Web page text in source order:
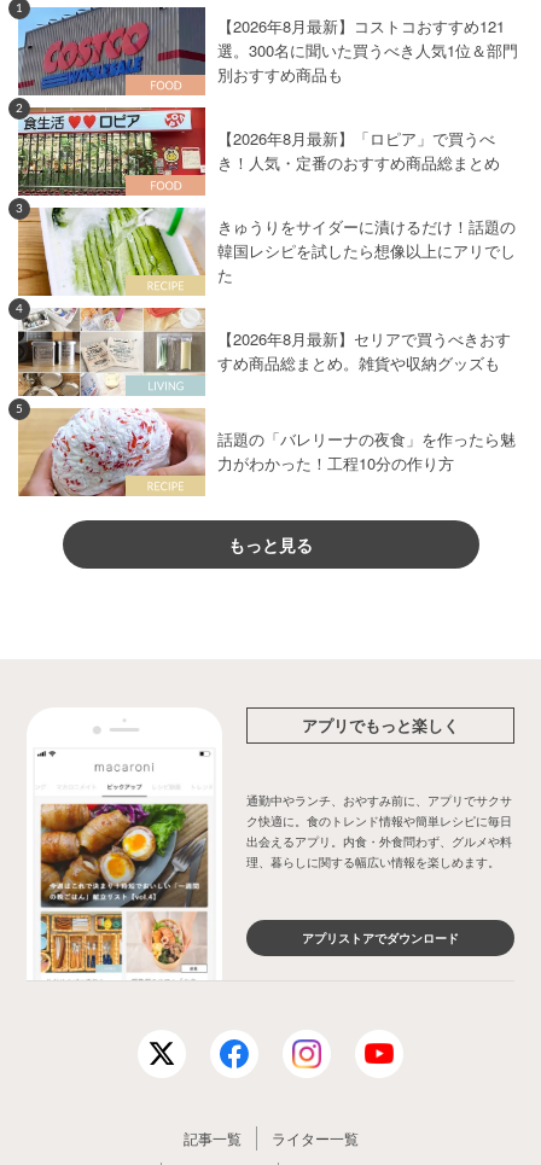
1
【2026年8月最新】コストコおすすめ121
選。300名に聞いた買うべき人気1位＆部門
別おすすめ商品も
2
【2026年8月最新】「ロピア」で買うべ
き！人気・定番のおすすめ商品総まとめ
3
きゅうりをサイダーに漬けるだけ！話題の
韓国レシピを試したら想像以上にアリでし
た
4
【2026年8月最新】セリアで買うべきおす
すめ商品総まとめ。雑貨や収納グッズも
5
話題の「バレリーナの夜食」を作ったら魅
力がわかった！工程10分の作り方
もっと見る
アプリでもっと楽しく
通勤中やランチ、おやすみ前に、アプリでサクサ
ク快適に。食のトレンド情報や簡単レシピに毎日
出会えるアプリ。内食・外食問わず、グルメや料
理、暮らしに関する幅広い情報を楽しめます。
アプリストアでダウンロード
記事一覧
ライター一覧